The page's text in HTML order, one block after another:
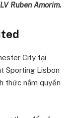
Ruben Amorim.
City tại
Sporting Lisbon
thức nắm quyền